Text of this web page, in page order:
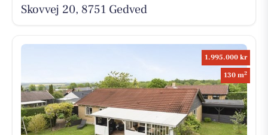
Skovvej 20, 8751 Gedved
1.995.000 kr
130 m2